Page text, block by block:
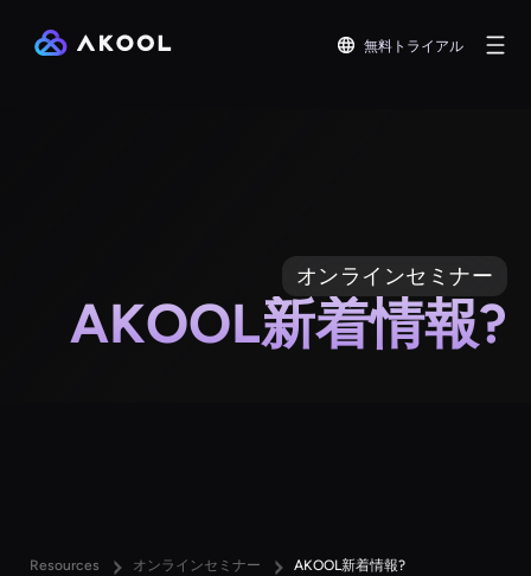
無料トライアル
オンラインセミナー
AKOOL新着情報?
Resources オンラインセミナー AKOOL新着情報?